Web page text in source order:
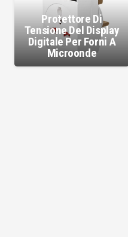
Protettore Di
Tensione Del Display
Digitale Per Forni A
Microonde